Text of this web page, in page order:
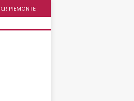
CR PIEMONTE